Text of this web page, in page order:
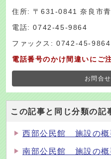
住所: 〒631-0841 奈良市
電話: 0742-45-9864
ファックス: 0742-45-9864
電話番号のかけ間違いにご
お問合
この記事と同じ分類の記
西部公民館 施設の概
南部公民館 施設の概